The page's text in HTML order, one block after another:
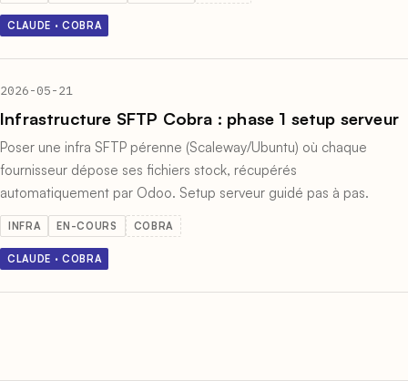
CLAUDE · COBRA
2026-05-21
Infrastructure SFTP Cobra : phase 1 setup serveur
Poser une infra SFTP pérenne (Scaleway/Ubuntu) où chaque
fournisseur dépose ses fichiers stock, récupérés
automatiquement par Odoo. Setup serveur guidé pas à pas.
INFRA EN-COURS COBRA
CLAUDE · COBRA